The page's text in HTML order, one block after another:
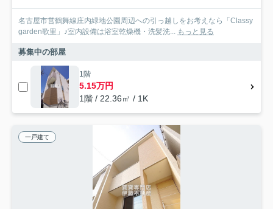
名古屋市営鶴舞線庄内緑地公園周辺への引っ越しをお考えなら「Classy
garden歌里」♪室内設備は浴室乾燥機・洗髪洗... もっと見る
募集中の部屋
1階
5.15万円
1階 / 22.36㎡ / 1K
一戸建て